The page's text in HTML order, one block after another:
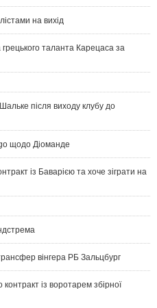
на вихід
таланта Карецаса за
після виходу клубу до
щодо Діоманде
із Баварією та хоче зіграти на
вінгера РБ Зальцбург
із воротарем збірної